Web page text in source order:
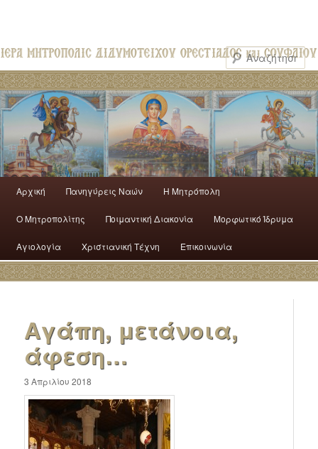
Αρχική Πανηγύρεις Ναών H Mητρόπολη
Ο Mητροπολίτης Ποιμαντική Διακονία Μορφωτικό Ίδρυμα
Αγιολογία Χριστιανική Τέχνη Επικοινωνία
Αγάπη, μετάνοια,
άφεση…
3 Απριλίου 2018